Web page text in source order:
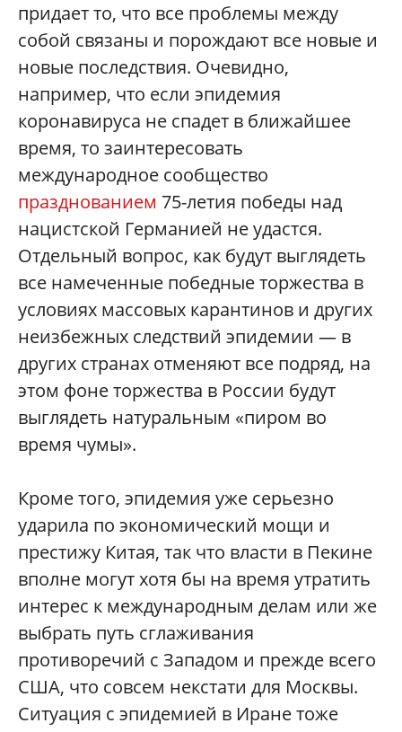
придает то, что все проблемы между
собой связаны и порождают все новые и
новые последствия. Очевидно,
например, что если эпидемия
коронавируса не спадет в ближайшее
время, то заинтересовать
международное сообщество
празднованием 75-летия победы над
нацистской Германией не удастся.
Отдельный вопрос, как будут выглядеть
все намеченные победные торжества в
условиях массовых карантинов и других
неизбежных следствий эпидемии — в
других странах отменяют все подряд, на
этом фоне торжества в России будут
выглядеть натуральным «пиром во
время чумы».
Кроме того, эпидемия уже серьезно
ударила по экономический мощи и
престижу Китая, так что власти в Пекине
вполне могут хотя бы на время утратить
интерес к международным делам или же
выбрать путь сглаживания
противоречий с Западом и прежде всего
США, что совсем некстати для Москвы.
Ситуация с эпидемией в Иране тоже